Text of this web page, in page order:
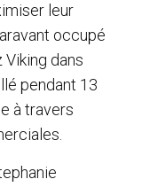
leur
occupé
dans
pendant 13
à travers